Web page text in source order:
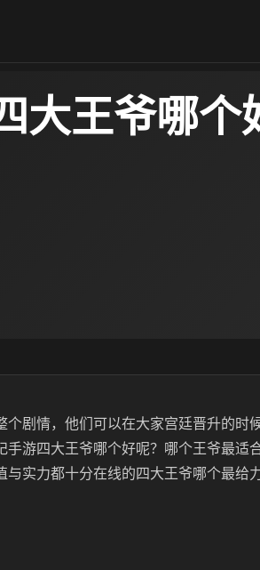
大王爷哪个
剧情，他们可以在大家宫廷晋升的时
游四大王爷哪个好呢？哪个王爷最适
实力都十分在线的四大王爷哪个最给